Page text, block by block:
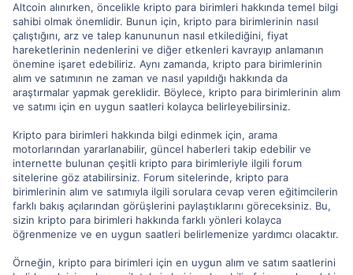
Altcoin alınırken, öncelikle kripto para birimleri hakkında temel bilgi
sahibi olmak önemlidir. Bunun için, kripto para birimlerinin nasıl
çalıştığını, arz ve talep kanununun nasıl etkilediğini, fiyat
hareketlerinin nedenlerini ve diğer etkenleri kavrayıp anlamanın
önemine işaret edebiliriz. Aynı zamanda, kripto para birimlerinin
alım ve satımının ne zaman ve nasıl yapıldığı hakkında da
araştırmalar yapmak gereklidir. Böylece, kripto para birimlerinin alım
ve satımı için en uygun saatleri kolayca belirleyebilirsiniz.
Kripto para birimleri hakkında bilgi edinmek için, arama
motorlarından yararlanabilir, güncel haberleri takip edebilir ve
internette bulunan çeşitli kripto para birimleriyle ilgili forum
sitelerine göz atabilirsiniz. Forum sitelerinde, kripto para
birimlerinin alım ve satımıyla ilgili sorulara cevap veren eğitimcilerin
farklı bakış açılarından görüşlerini paylaştıklarını göreceksiniz. Bu,
sizin kripto para birimleri hakkında farklı yönleri kolayca
öğrenmenize ve en uygun saatleri belirlemenize yardımcı olacaktır.
Örneğin, kripto para birimleri için en uygun alım ve satım saatlerini